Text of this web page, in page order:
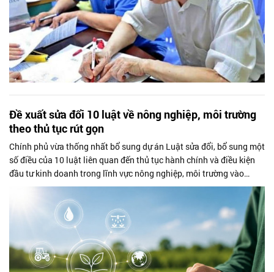
Đề xuất sửa đổi 10 luật về nông nghiệp, môi trường
theo thủ tục rút gọn
Chính phủ vừa thống nhất bổ sung dự án Luật sửa đổi, bổ sung một
số điều của 10 luật liên quan đến thủ tục hành chính và điều kiện
đầu tư kinh doanh trong lĩnh vực nông nghiệp, môi trường vào
Chương trình...